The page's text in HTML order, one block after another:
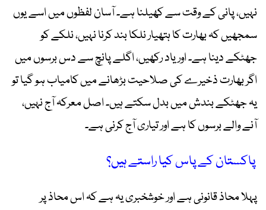
نہیں، پانی کے وقت سے کھیلنا ہے۔ آسان لفظوں میں اسے یوں
سمجھیں کہ بھارت کا ہتھیار نلکا بند کرنا نہیں، نلکے کو
جھٹکے دینا ہے۔ اور یاد رکھیں، اگلے پانچ سے دس برسوں میں
اگر بھارت ذخیرے کی صلاحیت بڑھانے میں کامیاب ہو گیا تو
یہ جھٹکے بندش میں بدل سکتے ہیں۔ اصل معرکہ آج نہیں،
آنے والے برسوں کا ہے اور تیاری آج کرنی ہے۔
پاکستان کے پاس کیا راستے ہیں؟
پہلا محاذ قانونی ہے اور خوشخبری یہ ہے کہ اس محاذ پر